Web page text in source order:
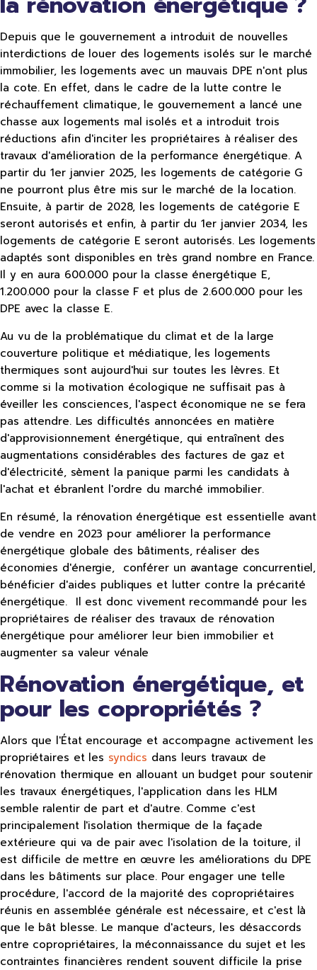
Depuis que le gouvernement a introduit de nouvelles
interdictions de louer des logements isolés sur le marché
immobilier, les logements avec un mauvais DPE n'ont plus
la cote. En effet, dans le cadre de la lutte contre le
réchauffement climatique, le gouvernement a lancé une
chasse aux logements mal isolés et a introduit trois
réductions afin d'inciter les propriétaires à réaliser des
travaux d'amélioration de la performance énergétique. A
partir du 1er janvier 2025, les logements de catégorie G
ne pourront plus être mis sur le marché de la location.
Ensuite, à partir de 2028, les logements de catégorie E
seront autorisés et enfin, à partir du 1er janvier 2034, les
logements de catégorie E seront autorisés. Les logements
adaptés sont disponibles en très grand nombre en France.
Il y en aura 600.000 pour la classe énergétique E,
1.200.000 pour la classe F et plus de 2.600.000 pour les
DPE avec la classe E.
Au vu de la problématique du climat et de la large
couverture politique et médiatique, les logements
thermiques sont aujourd'hui sur toutes les lèvres. Et
comme si la motivation écologique ne suffisait pas à
éveiller les consciences, l'aspect économique ne se fera
pas attendre. Les difficultés annoncées en matière
d'approvisionnement énergétique, qui entraînent des
augmentations considérables des factures de gaz et
d'électricité, sèment la panique parmi les candidats à
l'achat et ébranlent l'ordre du marché immobilier.
En résumé, la rénovation énergétique est essentielle avant
de vendre en 2023 pour améliorer la performance
énergétique globale des bâtiments, réaliser des
économies d'énergie, conférer un avantage concurrentiel,
bénéficier d'aides publiques et lutter contre la précarité
énergétique. Il est donc vivement recommandé pour les
propriétaires de réaliser des travaux de rénovation
énergétique pour améliorer leur bien immobilier et
augmenter sa valeur vénale
Rénovation énergétique, et
pour les copropriétés ?
Alors que l'État encourage et accompagne activement les
propriétaires et les syndics dans leurs travaux de
rénovation thermique en allouant un budget pour soutenir
les travaux énergétiques, l'application dans les HLM
semble ralentir de part et d'autre. Comme c'est
principalement l'isolation thermique de la façade
extérieure qui va de pair avec l'isolation de la toiture, il
est difficile de mettre en œuvre les améliorations du DPE
dans les bâtiments sur place. Pour engager une telle
procédure, l'accord de la majorité des copropriétaires
réunis en assemblée générale est nécessaire, et c'est là
que le bât blesse. Le manque d'acteurs, les désaccords
entre copropriétaires, la méconnaissance du sujet et les
contraintes financières rendent souvent difficile la prise